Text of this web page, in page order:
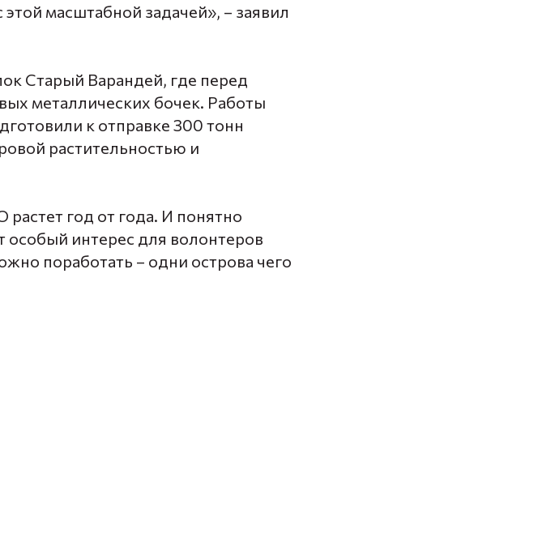
масштабной задачей», – заявил
Старый Варандей, где перед
металлических бочек. Работы
к отправке 300 тонн
растительностью и
год от года. И понятно
особый интерес для волонтеров
поработать – одни острова чего